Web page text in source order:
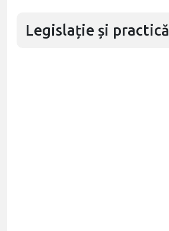
Legislație și practică